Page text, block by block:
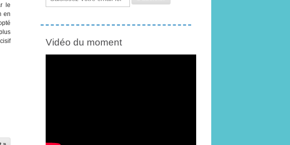
le
en
Vidéo du moment